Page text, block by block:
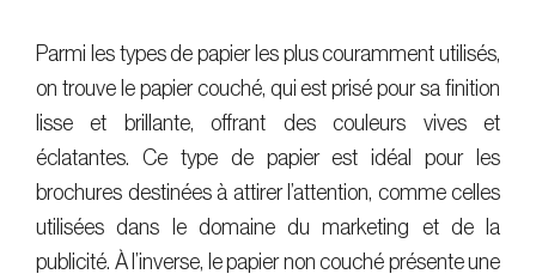
Parmi les types de papier les plus couramment utilisés,
on trouve le papier couché, qui est prisé pour sa finition
lisse et brillante, offrant des couleurs vives et
éclatantes. Ce type de papier est idéal pour les
brochures destinées à attirer l’attention, comme celles
utilisées dans le domaine du marketing et de la
publicité. À l’inverse, le papier non couché présente une